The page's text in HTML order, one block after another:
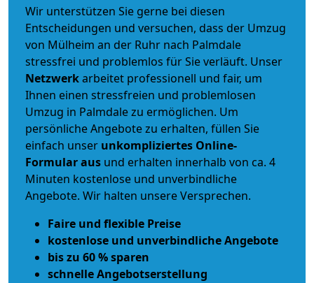
Wir unterstützen Sie gerne bei diesen
Entscheidungen und versuchen, dass der Umzug
von Mülheim an der Ruhr nach Palmdale
stressfrei und problemlos für Sie verläuft. Unser
Netzwerkarbeitet professionell und fair, um
Ihnen einen stressfreien und problemlosen
Umzug in Palmdale zu ermöglichen. Um
persönliche Angebote zu erhalten, füllen Sie
einfach unser unkompliziertes Online-
Formular aus und erhalten innerhalb von ca. 4
Minuten kostenlose und unverbindliche
Angebote. Wir halten unsere Versprechen.
Faire und flexible Preise
kostenlose und unverbindliche Angebote
bis zu 60 % sparen
schnelle Angebotserstellung